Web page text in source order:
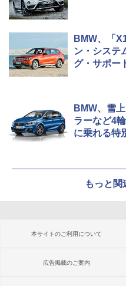
BMW、「
ン・システ
グ・サポー
BMW、雪
ラーなど4
に乗れる特
もっと関
本サイトのご利用について
広告掲載のご案内